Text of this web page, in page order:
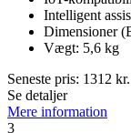
Intelligent
Dimensioner
Vægt: 5,6 kg
Seneste pris: 1312 kr.
Se detaljer
Mere information
3